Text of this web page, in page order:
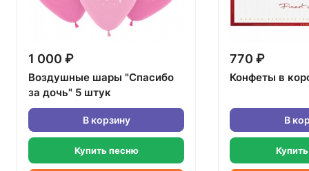
1 000 ₽
Воздушные шары "Спасибо
за дочь" 5 штук
В корзину
Купить песню
770 ₽
Конфеты в
В